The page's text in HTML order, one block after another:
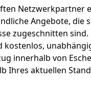
Netzwerkpartner
Angebote, die
zugeschnitten sind.
kostenlos,
innerhalb von
Ihres aktuellen